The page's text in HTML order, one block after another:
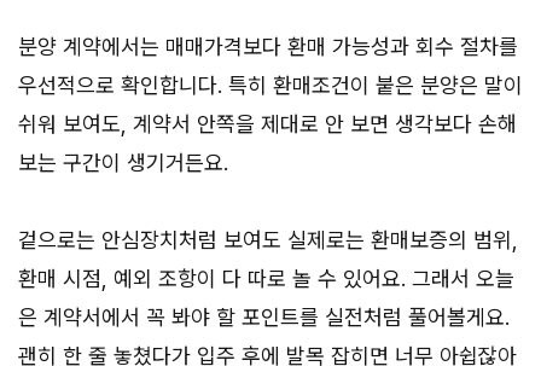
분양 계약에서는 매매가격보다 환매 가능성과 회수 절차를
우선적으로 확인합니다. 특히 환매조건이 붙은 분양은 말이
쉬워 보여도, 계약서 안쪽을 제대로 안 보면 생각보다 손해
보는 구간이 생기거든요.
겉으로는 안심장치처럼 보여도 실제로는 환매보증의 범위,
환매 시점, 예외 조항이 다 따로 놀 수 있어요. 그래서 오늘
은 계약서에서 꼭 봐야 할 포인트를 실전처럼 풀어볼게요.
괜히 한 줄 놓쳤다가 입주 후에 발목 잡히면 너무 아쉽잖아